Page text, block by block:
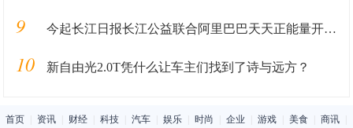
9 今起长江日报长江公益联合阿里巴巴天天正能量开展“武汉谢谢你”活动，奖励抗“疫”一线的普通人
10 新自由光2.0T凭什么让车主们找到了诗与远方？
首页 资讯 财经 科技 汽车 娱乐 时尚 企业 游戏 美食 商讯